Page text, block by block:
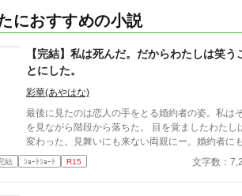
におすすめの小説
【完結】私は死んだ。だからわたしは笑う
とにした。
彩華(あやはな)
最後に見たのは恋人の手をとる婚約者の姿。私は
を見ながら階段から落ちた。 目を覚ましたわたし
変わった。見舞いにも来ない両親にー。婚約者にも
ー。わたしは私の為に彼らをやり込める。わたし
は･･･私の為に、笑う。
結 ｼｮｰﾄｼｮｰﾄ R15 文字数：